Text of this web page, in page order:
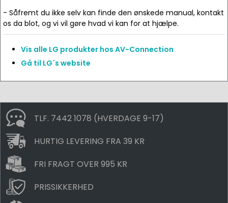
- Såfremt du ikke selv kan finde den ønskede manual, kontakt
os da blot, og vi vil gøre hvad vi kan for at hjælpe.
Vis alle LG produkter hos AV-Connection
Gå til LG´s website
TLF. 7442 1078 (HVERDAGE 9-17)
HURTIG LEVERING FRA 39 KR
FRI FRAGT OVER 995 KR
PRISSIKKERHED